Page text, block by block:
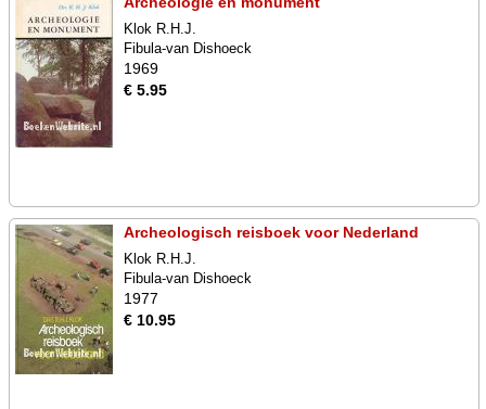
Klok R.H.J.
Fibula-van Dishoeck
1969
€ 5.95
Archeologisch reisboek voor Nederland
Klok R.H.J.
Fibula-van Dishoeck
1977
€ 10.95